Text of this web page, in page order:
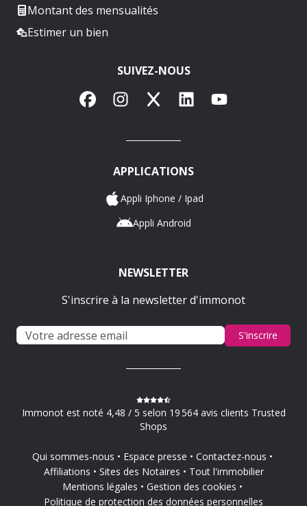
Montant des mensualités
Estimer un bien
SUIVEZ-NOUS
FacebookInstagram
X LinkedInYouTube
APPLICATIONS
Appli Iphone / Ipad
Appli Android
NEWSLETTER
S'inscrire à la newsletter d'immonot
S'inscrire
Immonot est noté 4,48 / 5 selon 19 564 avis clients Trusted
Shops
Qui sommes-nous Espace presse
Contactez-nous
Affiliations
Sites des Notaires
Tout l'immobilier
Mentions légales
Gestion des cookies
Politique de protection des données personnelles